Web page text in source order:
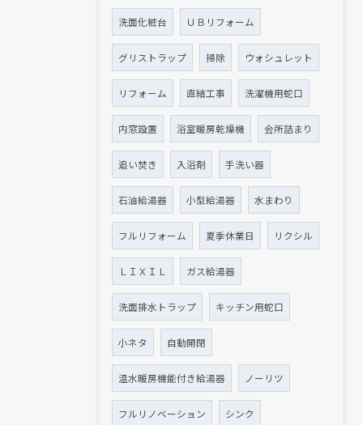
洗面化粧台 ＵＢリフォーム
グリストラップ 掃除 ウォシュレット
リフォーム 直結工事 洗濯機用蛇口
内窓設置 浴室暖房乾燥機 会所詰まり
追い焚き 入浴剤 手洗い器
石油給湯器 小型給湯器 水まわり
フルリフォーム 夏季休業日 リクシル
ＬＩＸＩＬ ガス給湯器
洗面排水トラップ キッチン用蛇口
小ネタ 自動開閉
温水暖房機能付き給湯器 ノーリツ
フルリノベーション シンク